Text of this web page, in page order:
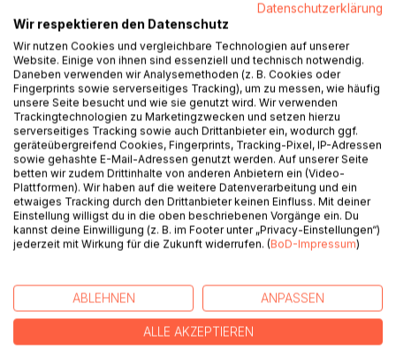
Wissen von damals, vermittelt auf dem wissenschaftlich
aktuellsten Stand von heute, mit dem nötigen Bewusstsein
für den Schutz der Natur von morgen - dafür steht
kräutertom. Auf den Kräutertouren und -events im und ums
Ruhrgebiet kamen schon viele in den Genuss zeitgemäßer
Kräuterkunde mit Humor und ganz viel Spaß am Sammeln,
Verarbeiten und Genießen. Für alle, denen der Weg dorthin
bisher zu weit war oder die ihre dort entfachte
Begeisterung für die Wildpflanzen vor unserer Haustür
vertiefen wollen, gibt es jetzt Das Wildkräuter Handbuch.
Uns erwarten ausführliche Pflanzenporträts für eine
zielsichere Bestimmung, vielseitige Rezepte mitsamt allen
die essbaren Kräuter, sowie Hinweise zu besonderen
Lebensphasen wie Schwangerschaft und Stillzeit und
natürlich allerlei spannende Fakten und Anekdoten rund um
unsere geliebten Unkräuter.
Datenschutzerklärung
Wir respektieren den Datenschutz
Wir nutzen Cookies und vergleichbare Technologien auf unserer
Website. Einige von ihnen sind essenziell und technisch notwendig.
Daneben verwenden wir Analysemethoden (z. B. Cookies oder
Fingerprints sowie serverseitiges Tracking), um zu messen, wie häufig
unsere Seite besucht und wie sie genutzt wird. Wir verwenden
Trackingtechnologien zu Marketingzwecken und setzen hierzu
serverseitiges Tracking sowie auch Drittanbieter ein, wodurch ggf.
geräteübergreifend Cookies, Fingerprints, Tracking-Pixel, IP-Adressen
sowie gehashte E-Mail-Adressen genutzt werden. Auf unserer Seite
betten wir zudem Drittinhalte von anderen Anbietern ein (Video-
Plattformen). Wir haben auf die weitere Datenverarbeitung und ein
etwaiges Tracking durch den Drittanbieter keinen Einfluss. Mit deiner
Einstellung willigst du in die oben beschriebenen Vorgänge ein. Du
kannst deine Einwilligung (z. B. im Footer unter „Privacy-Einstellungen“)
jederzeit mit Wirkung für die Zukunft widerrufen. (BoD-Impressum)
ABLEHNEN ANPASSEN
ALLE AKZEPTIEREN